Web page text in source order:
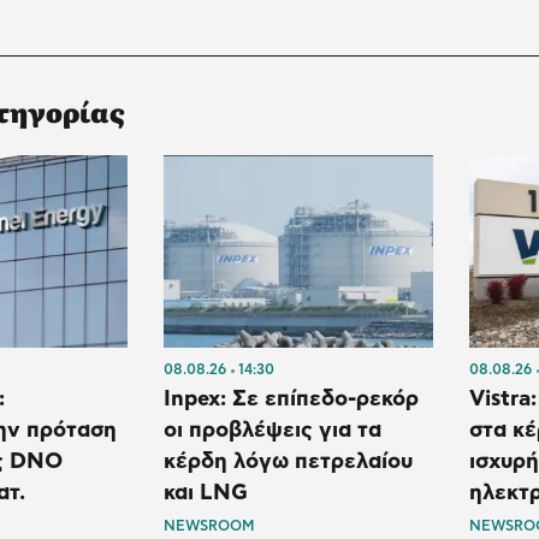
πρόταση
DNO
08.08.26 14:30
Inpex: Σε επίπεδο-ρεκόρ
οι προβλέψεις για τα
κέρδη λόγω πετρελαίου
και LNG
NEWSROOM
08.08.26
στα